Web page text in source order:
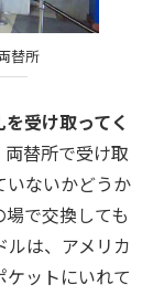
替所
受け取ってく
替所で受け取
いないかどうか
で交換しても
ルは、アメリカ
ットにいれて